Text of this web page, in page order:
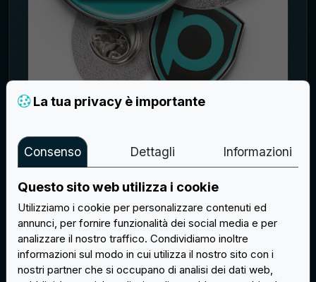
PERSONALIZZATA 25X25MM - 300
PEZZI
€ 1,40
Acquista
La tua privacy è importante
Consenso Dettagli Informazioni
Questo sito web utilizza i cookie
Utilizziamo i cookie per personalizzare contenuti ed
annunci, per fornire funzionalità dei social media e per
analizzare il nostro traffico. Condividiamo inoltre
informazioni sul modo in cui utilizza il nostro sito con i
nostri partner che si occupano di analisi dei dati web,